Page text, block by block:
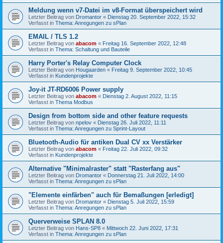
Meldung wenn v7-Datei im v8-Format überspeichert wird
Letzter Beitrag von Dromantor « Dienstag 20. September 2022, 15:32
Verfasst in Thema: Anregungen zu sPlan
EMAIL / TLS 1.2
Letzter Beitrag von abacom « Freitag 16. September 2022, 12:48
Verfasst in Thema: Schaltung und Bauteile
Harry Porter's Relay Computer Clock
Letzter Beitrag von Hougaarden « Freitag 9. September 2022, 10:45
Verfasst in Kundenprojekte
Joy-it JT-RD6006 Power supply
Letzter Beitrag von abacom « Dienstag 2. August 2022, 11:15
Verfasst in Thema Modbus
Design from bottom side and other feature requests
Letzter Beitrag von npelov « Dienstag 26. Juli 2022, 11:11
Verfasst in Thema: Anregungen zu Sprint-Layout
Bluetooth-Audio für antiken Dual CV xx Verstärker
Letzter Beitrag von abacom « Freitag 22. Juli 2022, 09:32
Verfasst in Kundenprojekte
Alternative "Minimalraster" statt "Rasterfang aus"
Letzter Beitrag von Dromantor « Donnerstag 21. Juli 2022, 14:00
Verfasst in Thema: Anregungen zu sPlan
"Elemente einfärben" auch für Bemaßungen [erledigt]
Letzter Beitrag von Dromantor « Dienstag 5. Juli 2022, 15:59
Verfasst in Thema: Anregungen zu sPlan
Querverweise SPLAN 8.0
Letzter Beitrag von Hans-SP8 « Mittwoch 22. Juni 2022, 17:31
Verfasst in Thema: Anregungen zu sPlan